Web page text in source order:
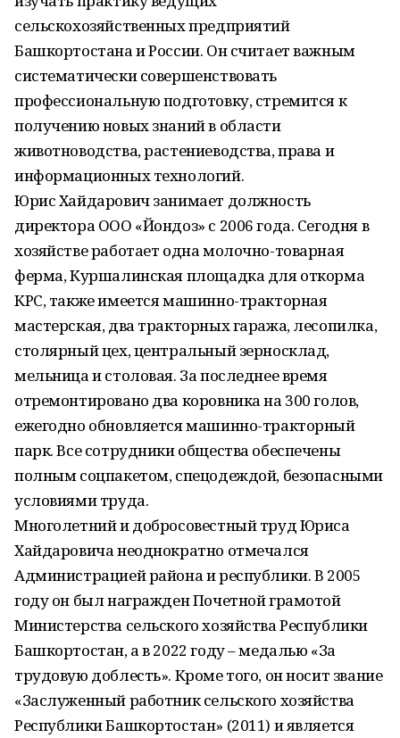
сельскохозяйственных предприятий
Башкортостана и России. Он считает важным
систематически совершенствовать
профессиональную подготовку, стремится к
получению новых знаний в области
животноводства, растениеводства, права и
информационных технологий.
Юрис Хайдарович занимает должность
директора ООО «Йондоз» с 2006 года. Сегодня в
хозяйстве работает одна молочно-товарная
ферма, Куршалинская площадка для откорма
КРС, также имеется машинно-тракторная
мастерская, два тракторных гаража, лесопилка,
столярный цех, центральный зерносклад,
мельница и столовая. За последнее время
отремонтировано два коровника на 300 голов,
ежегодно обновляется машинно-тракторный
парк. Все сотрудники общества обеспечены
полным соцпакетом, спецодеждой, безопасными
условиями труда.
Многолетний и добросовестный труд Юриса
Хайдаровича неоднократно отмечался
Администрацией района и республики. В 2005
году он был награжден Почетной грамотой
Министерства сельского хозяйства Республики
Башкортостан, а в 2022 году – медалью «За
трудовую доблесть». Кроме того, он носит звание
«Заслуженный работник сельского хозяйства
Республики Башкортостан» (2011) и является